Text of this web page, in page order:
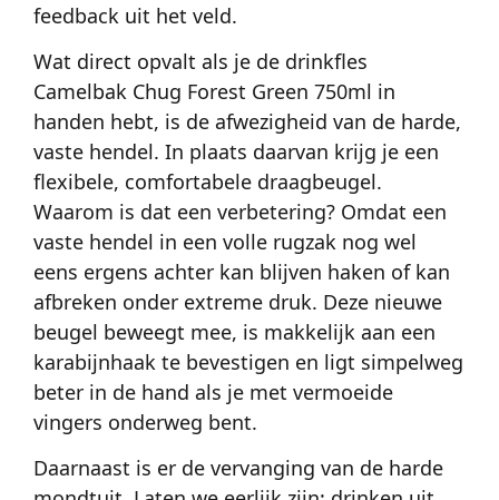
feedback uit het veld.
Wat direct opvalt als je de drinkfles
Camelbak Chug Forest Green 750ml in
handen hebt, is de afwezigheid van de harde,
vaste hendel. In plaats daarvan krijg je een
flexibele, comfortabele draagbeugel.
Waarom is dat een verbetering? Omdat een
vaste hendel in een volle rugzak nog wel
eens ergens achter kan blijven haken of kan
afbreken onder extreme druk. Deze nieuwe
beugel beweegt mee, is makkelijk aan een
karabijnhaak te bevestigen en ligt simpelweg
beter in de hand als je met vermoeide
vingers onderweg bent.
Daarnaast is er de vervanging van de harde